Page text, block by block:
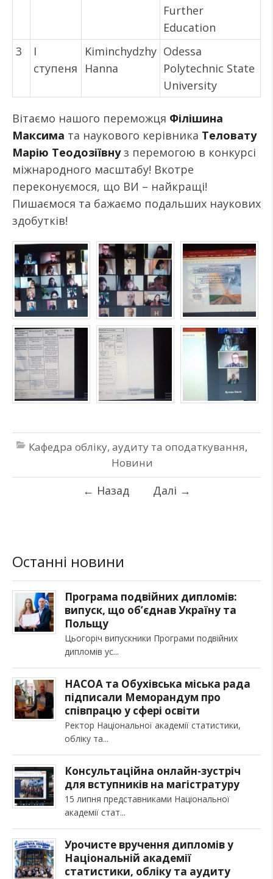
Further
Education
3
I
ступеня
Kiminchydzhy
Hanna
Odessа
Polytechnic State
University
Вітаємо нашого переможця Філішина
Максима та наукового керівника Теловату
Марію Теодозіївнуз перемогою в конкурсі
міжнародного масштабу! Вкотре
переконуємося, що ВИ – найкращі!
Пишаємося та бажаємо подальших наукових
здобутків!
Кафедра обліку, аудиту та оподаткування,
Новини
← Назад Далі →
Останні новини
Програма подвійних дипломів:
випуск, що об’єднав Україну та
Польщу
Цьогоріч випускники Програми подвійних
дипломів ус
НАСОА та Обухівська міська рада
підписали Меморандум про
співпрацю у сфері освіти
Ректор Національної академії статистики,
обліку та
Консультаційна онлайн-зустріч
для вступників на магістратуру
15 липня представниками Національної
академії стат
Урочисте вручення дипломів у
Національній академії
статистики, обліку та аудиту